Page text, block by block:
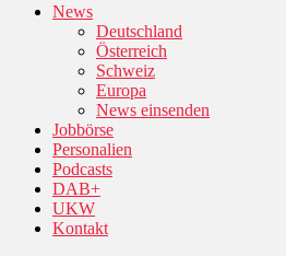
News
Deutschland
Österreich
Schweiz
Europa
News einsenden
Jobbörse
Personalien
Podcasts
DAB+
UKW
Kontakt